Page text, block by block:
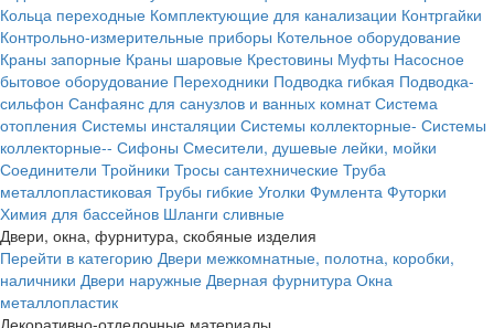
Кольца переходные Комплектующие для канализации Контргайки
Контрольно-измерительные приборы Котельное оборудование
Краны запорные Краны шаровые Крестовины Муфты Насосное
бытовое оборудование Переходники Подводка гибкая Подводка-
сильфон Санфаянс для санузлов и ванных комнат Система
отопления Системы инсталяции Системы коллекторные- Системы
коллекторные-- Сифоны Смесители, душевые лейки, мойки
Соединители Тройники Тросы сантехнические Труба
металлопластиковая Трубы гибкие Уголки Фумлента Футорки
Химия для бассейнов Шланги сливные
Двери, окна, фурнитура, скобяные изделия
Перейти в категорию Двери межкомнатные, полотна, коробки,
наличники Двери наружные Дверная фурнитура Окна
металлопластик
Декоративно-отделочные материалы